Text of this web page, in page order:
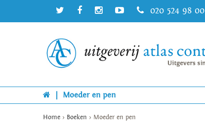
020 524 98 00
Moeder en pen
Home > Boeken > Moeder en pen